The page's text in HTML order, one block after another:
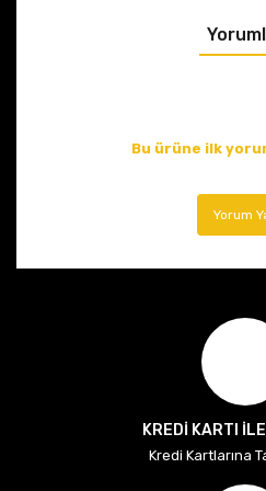
Bu ürüne ilk
Yorum
KREDİ KARTI
Kredi Kartlarına